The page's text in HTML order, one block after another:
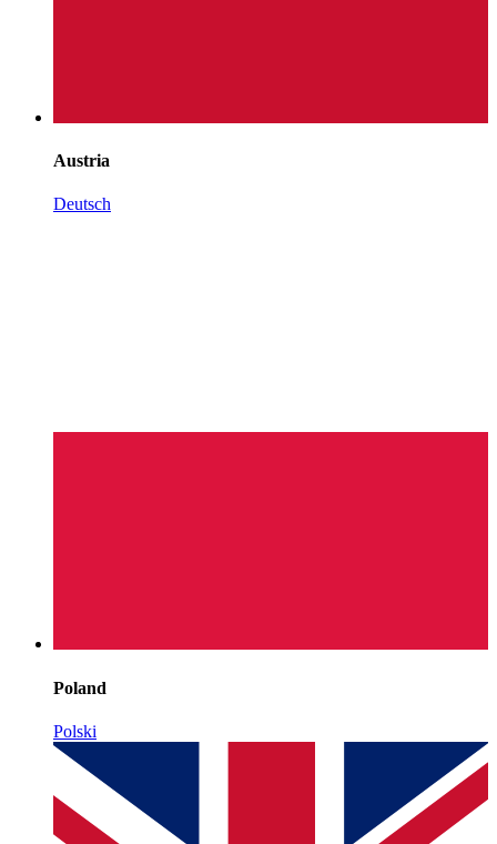
Austria
Deutsch
Poland
Polski